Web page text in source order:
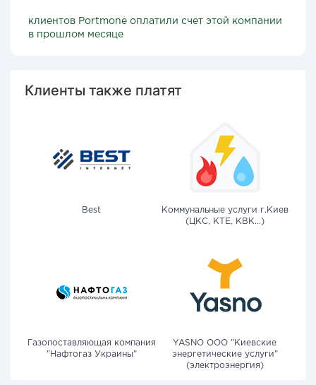
клиентов Portmone оплатили счет этой компании
в прошлом месяце
Клиенты также платят
Best
Коммунальные услуги г.Киев
(ЦКС, КТЕ, КВК...)
Газопоставляющая компания
"Нафтогаз Украины"
YASNO OOO "Киевские
энергетические услуги"
(электроэнергия)